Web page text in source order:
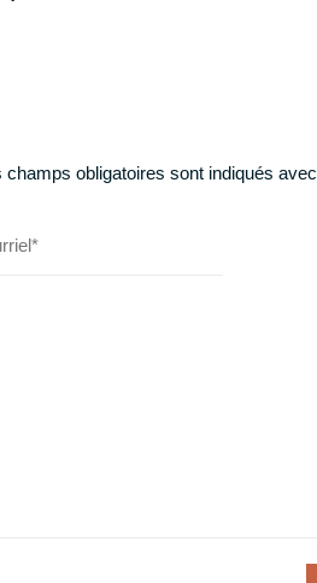
champs obligatoires sont indiqués avec